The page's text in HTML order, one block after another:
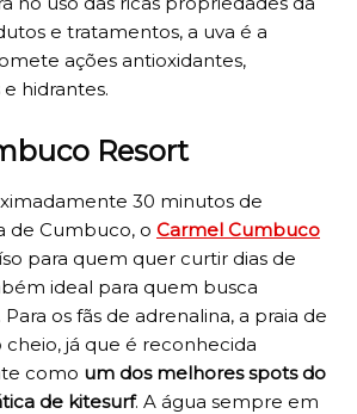
e tratamentos, a uva é a
ações antioxidantes,
hidrantes.
Resort
30 minutos de
de Cumbuco, o Carmel Cumbuco
para quem quer curtir dias de
ideal para quem busca
os fãs de adrenalina, a praia de
já que é reconhecida
como um dos melhores spots do
de kitesurf. A água sempre em